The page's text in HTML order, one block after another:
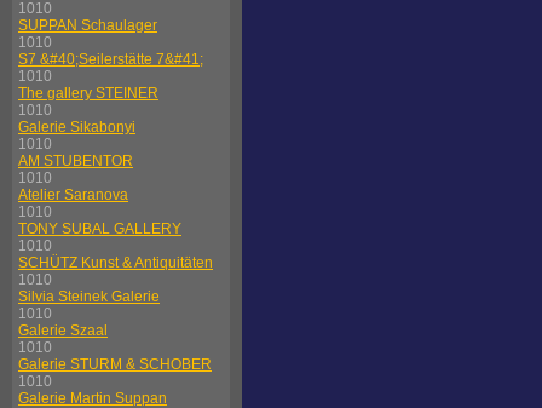
1010
SUPPAN Schaulager
1010
S7 &#40;Seilerstätte 7&#41;
1010
The gallery STEINER
1010
Galerie Sikabonyi
1010
AM STUBENTOR
1010
Atelier Saranova
1010
TONY SUBAL GALLERY
1010
SCHÜTZ Kunst & Antiquitäten
1010
Silvia Steinek Galerie
1010
Galerie Szaal
1010
Galerie STURM & SCHOBER
1010
Galerie Martin Suppan